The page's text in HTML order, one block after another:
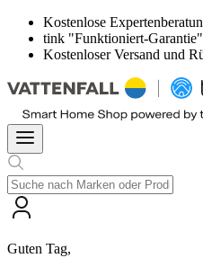
Kostenlose
tink "Funktioniert-Garantie"
Kostenloser Versand und
Guten Tag,